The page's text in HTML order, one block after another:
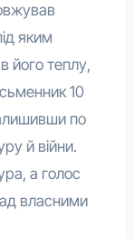
яким
його теплу,
10
по
й війни.
а голос
власними